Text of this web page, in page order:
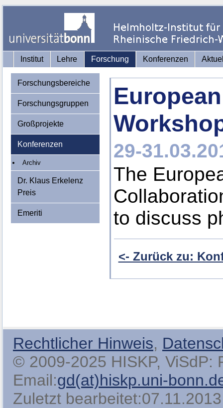
Institut Lehre Forschung Konferenzen
Forschungsbereiche
Forschungsgruppen
Großprojekte
Konferenzen
Archiv
Dr. Klaus Erkelenz
Preis
Emeriti
29-
The
to discuss
<- Zurück zu:
Rechtlicher Hinweis,
© 2009-2025 HISKP, ViSdP:
Email:gd(at)hiskp.uni-
Zuletzt